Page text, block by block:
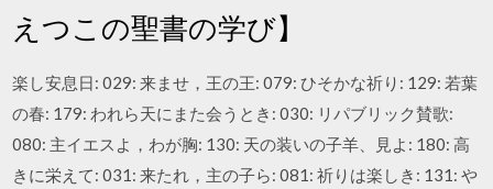
えつこの聖書の学び】
楽し安息日: 029: 来ませ，王の王: 079: ひそかな祈り: 129: 若葉
の春: 179: われら天にまた会うとき: 030: リパブリック賛歌:
080: 主イエスよ，わが胸: 130: 天の装いの子羊、見よ: 180: 高
きに栄えて: 031: 来たれ，主の子ら: 081: 祈りは楽しき: 131: や